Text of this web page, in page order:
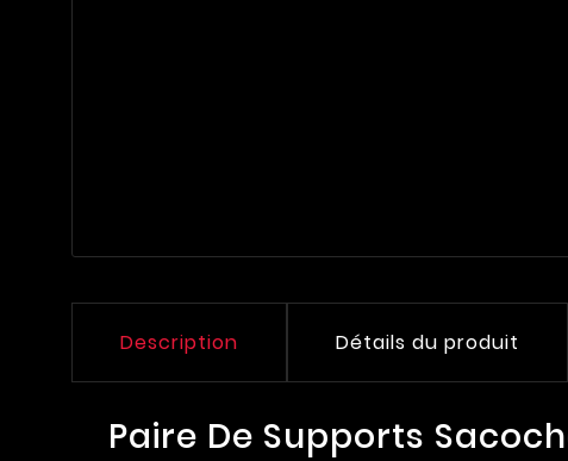
Description Détails du produit
Paire De Supports